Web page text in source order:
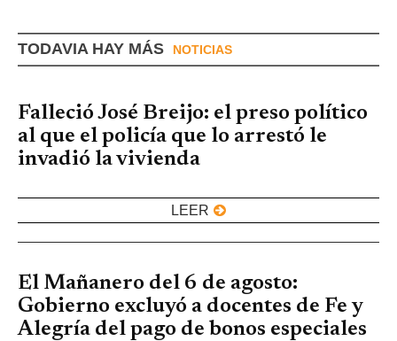
TODAVIA HAY MÁS NOTICIAS
Falleció José Breijo: el preso político
al que el policía que lo arrestó le
invadió la vivienda
LEER
El Mañanero del 6 de agosto:
Gobierno excluyó a docentes de Fe y
Alegría del pago de bonos especiales